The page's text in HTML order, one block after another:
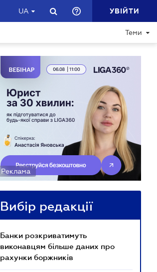
UA УВІЙТИ
Теми
Реклама
Вибір редакції
Банки розкриватимуть
виконавцям більше даних про
рахунки боржників